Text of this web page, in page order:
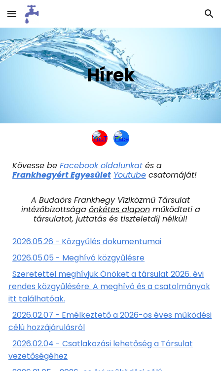
Skip to main content Skip to navigation
Hírek
Kövesse beFacebook oldalunkat és a
Frankhegyért Egyesület Youtube csatornáját!
A Budaörs Frankhegy Víziközmű Társulat
intézőbizottsága önkétes alaponműködteti a
társulatot, juttatás és tiszteletdíj nélkül!
2026.05.26 - Közgyűlés dokumentumai
2026.05.05 - Meghívó közgyűlésre
Szeretettel meghívjuk Önöket a társulat 2026. évi
rendes közgyűlésére. A meghívó és a csatolmányok
itt találhatóak.
2026.02.07 - Emélkeztető a 2026-os éves működési
célú hozzájárulásról
2026.02.04 - Csatlakozási lehetőség a Társulat
vezetőségéhez